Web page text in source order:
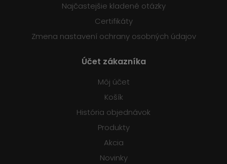
Najčastejšie kladené otázky
Certifikáty
Zmena nastavení ochrany osobných údajov
Účet zákazníka
Môj účet
Košík
História objednávok
Produkty
Akcia
Novinky